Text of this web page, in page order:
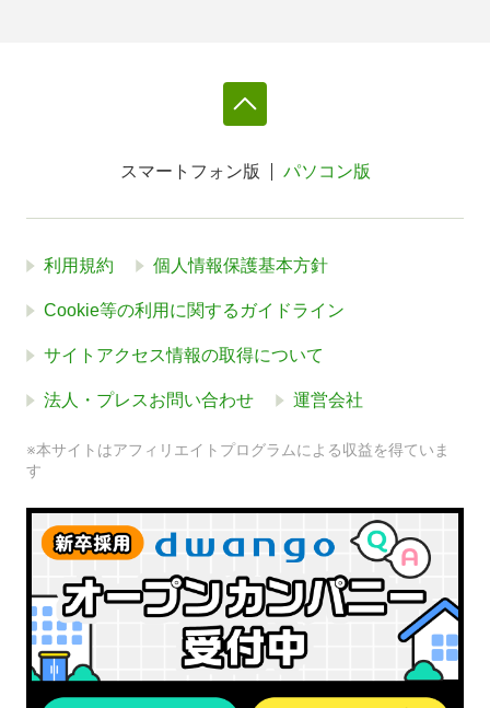
スマートフォン版 パソコン版
利用規約 個人情報保護基本方針
Cookie等の利用に関するガイドライン
サイトアクセス情報の取得について
法人・プレスお問い合わせ 運営会社
※本サイトはアフィリエイトプログラムによる収益を得ていま
す